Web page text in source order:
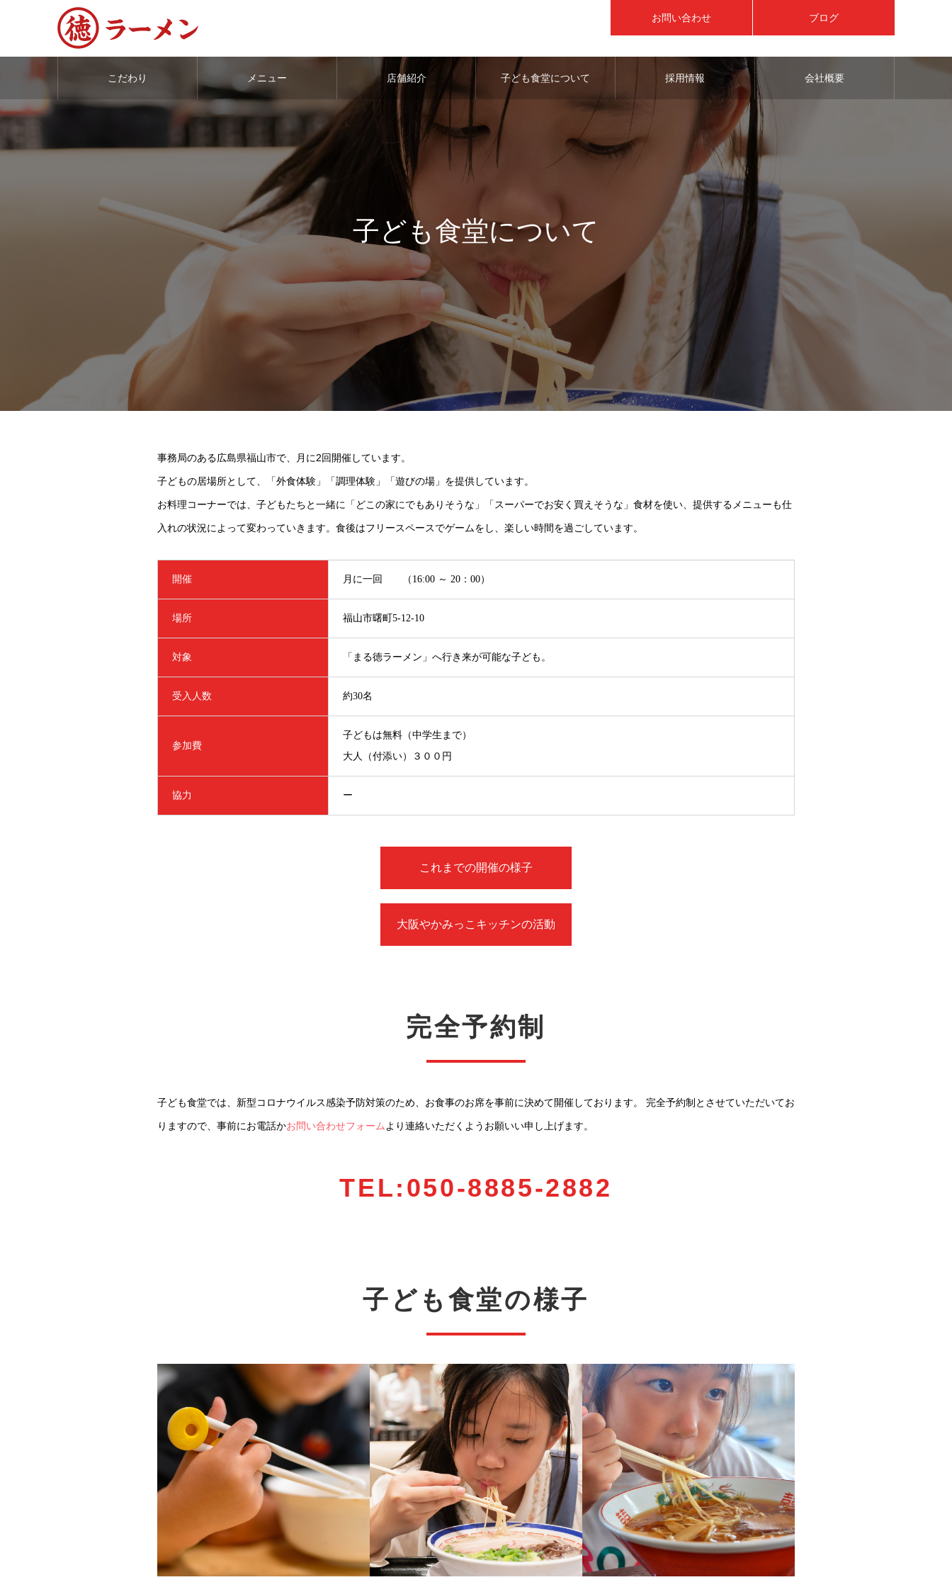
お問い合わせ ブログ
こだわり メニュー 店舗紹介 子ども食堂について 採用情報 会社概要
子ども食堂について
事務局のある広島県福山市で、月に2回開催しています。
子どもの居場所として、「外食体験」「調理体験」「遊びの場」を提供しています。
お料理コーナーでは、子どもたちと一緒に「どこの家にでもありそうな」「スーパーでお安く買えそうな」食材を使い、提供するメニューも仕
入れの状況によって変わっていきます。食後はフリースペースでゲームをし、楽しい時間を過ごしています。
開催 月に一回 （16:00 ～ 20：00）
場所 福山市曙町5-12-10
対象 「まる徳ラーメン」へ行き来が可能な子ども。
受入人数 約30名
参加費
子どもは無料（中学生まで）
大人（付添い）３００円
協力 ー
これまでの開催の様子
大阪やかみっこキッチンの活動
完全予約制
子ども食堂では、新型コロナウイルス感染予防対策のため、お食事のお席を事前に決めて開催しております。 完全予約制とさせていただいてお
りますので、事前にお電話かお問い合わせフォーム より連絡いただくようお願いい申し上げます。
TEL:050-8885-2882
子ども食堂の様子